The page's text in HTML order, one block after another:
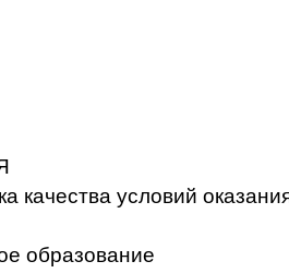
качества условий
образование